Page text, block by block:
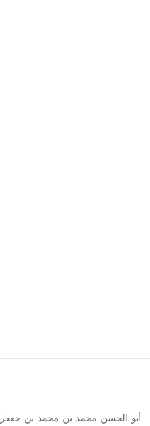
لنكك (… ـ 360هـ/… ـ 970م) أبو الحسن محمد بن